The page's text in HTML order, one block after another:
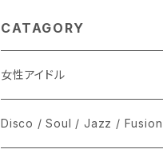
CATAGORY
女性アイドル
シングル盤
Disco / Soul / Jazz / Fusion